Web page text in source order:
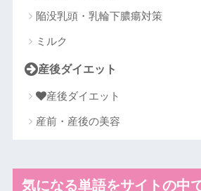
陥没乳頭・乳輪下膿瘍対策
ミルク
産後ダイエット
産後ダイエット
産前・産後の美容
気になる単語をサイトの中